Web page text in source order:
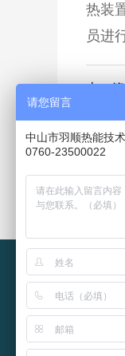
热装
员进
上一
请您留言
中山市羽顺热能技
0760-23500022